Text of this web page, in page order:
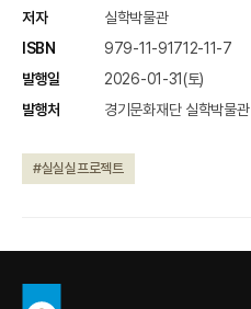
저자
실학박물관
ISBN
979-11-91712-11-7
발행일
2026-01-31(토)
발행처
경기문화재단 실학박물관
#실실실프로젝트